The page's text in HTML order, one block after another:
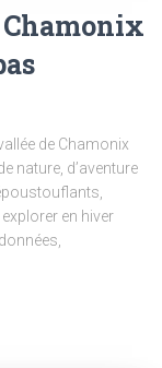
de Chamonix
nature, d’aventure
en hiver